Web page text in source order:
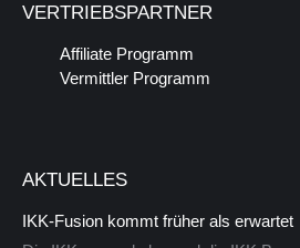
geöffnet
VERTRIEBSPARTNER
Affiliate Programm
Vermittler Programm
AKTUELLES
IKK-Fusion kommt früher als erwartet